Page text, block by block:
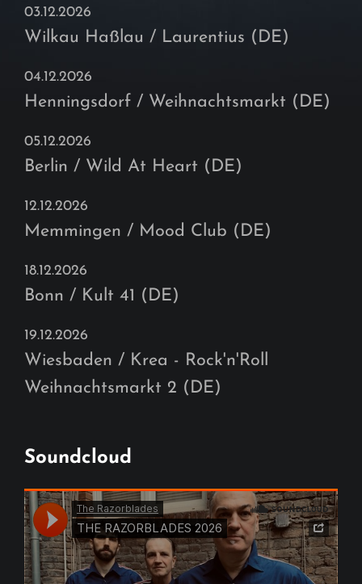
03.12.2026
Wilkau Haßlau / Laurentius (DE)
04.12.2026
Henningsdorf / Weihnachtsmarkt (DE)
05.12.2026
Berlin / Wild At Heart (DE)
12.12.2026
Memmingen / Mood Club (DE)
18.12.2026
Bonn / Kult 41 (DE)
19.12.2026
Wiesbaden / Krea - Rock'n'Roll
Weihnachtsmarkt 2 (DE)
Soundcloud